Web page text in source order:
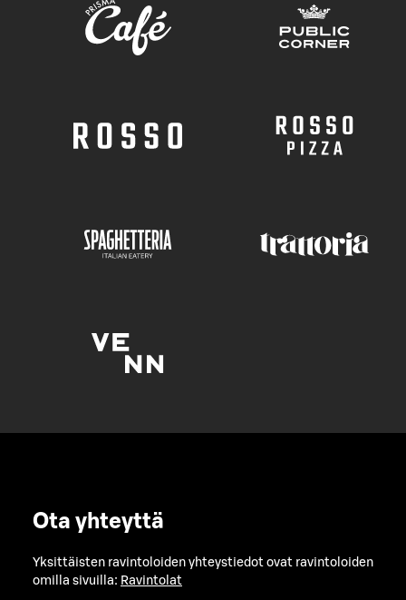
Ota yhteyttä
Yksittäisten ravintoloiden yhteystiedot ovat ravintoloiden
omilla sivuilla: Ravintolat